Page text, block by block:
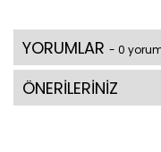
YORUMLAR - 0
ÖNERİLERİNİZ